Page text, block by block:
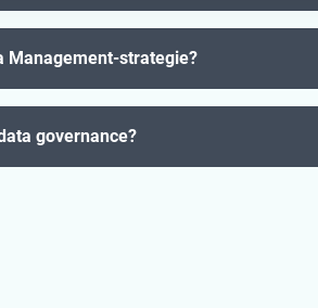
Management-strategie?
governance?